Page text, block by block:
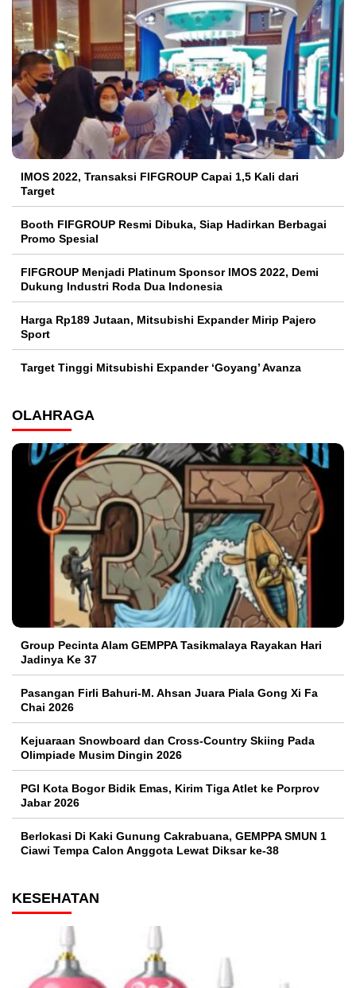
IMOS 2022, Transaksi FIFGROUP Capai 1,5 Kali dari
Target
Booth FIFGROUP Resmi Dibuka, Siap Hadirkan Berbagai
Promo Spesial
FIFGROUP Menjadi Platinum Sponsor IMOS 2022, Demi
Dukung Industri Roda Dua Indonesia
Harga Rp189 Jutaan, Mitsubishi Expander Mirip Pajero
Sport
Target Tinggi Mitsubishi Expander ‘Goyang’ Avanza
OLAHRAGA
Group Pecinta Alam GEMPPA Tasikmalaya Rayakan Hari
Jadinya Ke 37
Pasangan Firli Bahuri-M. Ahsan Juara Piala Gong Xi Fa
Chai 2026
Kejuaraan Snowboard dan Cross-Country Skiing Pada
Olimpiade Musim Dingin 2026
PGI Kota Bogor Bidik Emas, Kirim Tiga Atlet ke Porprov
Jabar 2026
Berlokasi Di Kaki Gunung Cakrabuana, GEMPPA SMUN 1
Ciawi Tempa Calon Anggota Lewat Diksar ke-38
KESEHATAN